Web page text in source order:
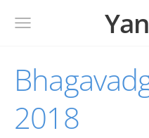
2018